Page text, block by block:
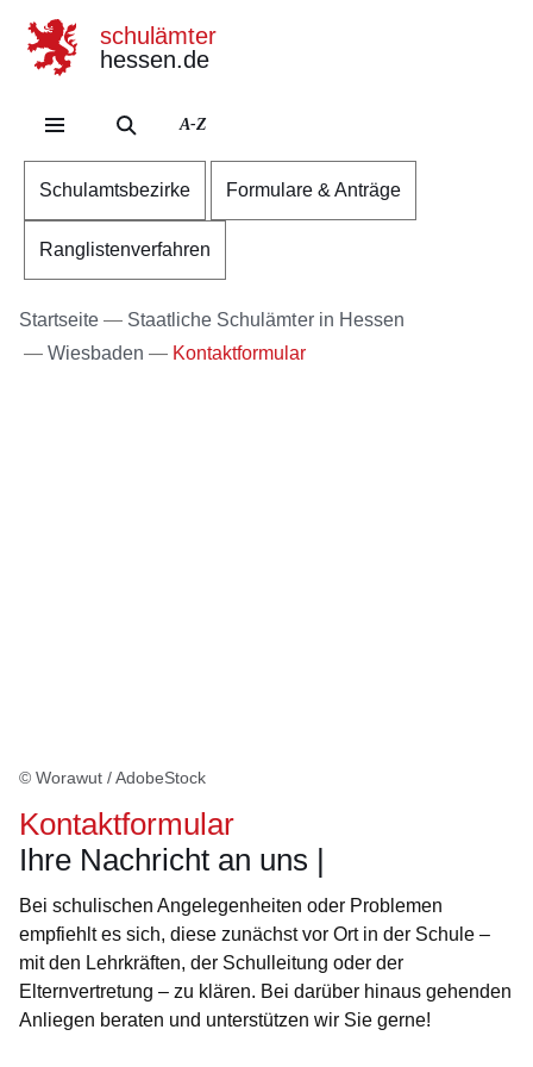
schulämter
hessen.de
A-Z
Schulamtsbezirke Formulare & Anträge
Ranglistenverfahren
Startseite
Staatliche Schulämter in Hessen
Wiesbaden
Kontaktformular
© Worawut / AdobeStock
Kontaktformular
Ihre Nachricht an uns |
Bei schulischen Angelegenheiten oder Problemen
empfiehlt es sich, diese zunächst vor Ort in der Schule –
mit den Lehrkräften, der Schulleitung oder der
Elternvertretung – zu klären. Bei darüber hinaus gehenden
Anliegen beraten und unterstützen wir Sie gerne!